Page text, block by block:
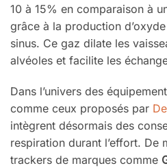
10 à 15% en comparaison à
grâce à la production
sinus. Ce gaz dilate les
alvéoles et facilite les
Dans l’univers des
comme ceux proposés par
intègrent désormais des
respiration durant l’effort. De
trackers de marques comme